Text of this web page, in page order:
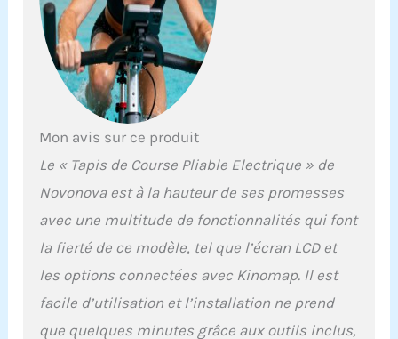
réduit l'impact sur vos
genoux, vos
articulations, assurant
une utilisation sécurisée.
Et nous vous
dessous lorsque vous
utilisez le tapis roulant
pour vous assurer qu'il
n'interfère pas avec vos
voisins du dessous et le
roulant. 【Course dans
un environnement calme
:】Ce tapis de course
électrique est équipé d'un
moteur puissant 550 W
Mon avis sur ce produit
Le « Tapis de Course Pliable Electrique » de
Novonova est à la hauteur de ses promesses
avec une multitude de fonctionnalités qui font
la fierté de ce modèle, tel que l’écran LCD et
les options connectées avec Kinomap. Il est
facile d’utilisation et l’installation ne prend
que quelques minutes grâce aux outils inclus,